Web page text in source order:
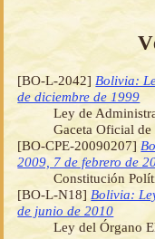
[BO-L-2042] Bolivia:
de diciembre de 1999
Ley de
Gaceta Oficial
[BO-CPE-20090207]
2009, 7 de febrero de
Constitución
[BO-L-N18] Bolivia:
de junio de 2010
Ley del Órgano